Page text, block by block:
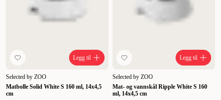
Legg til
Selected by ZOO
Matbolle Solid White S 160 ml, 14x4,5
cm
Legg til
Selected by ZOO
Mat- og vannskål Ripple White S 160
ml, 14x4,5 cm